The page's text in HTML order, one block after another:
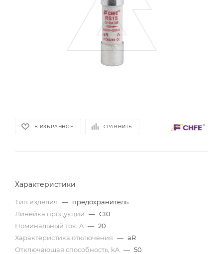
В ИЗБРАННОЕ СРАВНИТЬ
Характеристики
Тип изделия — предохранитель
Линейка продукции — C10
Номинальный ток, A — 20
Характеристика отключения — aR
Отключающая способность, kA — 50